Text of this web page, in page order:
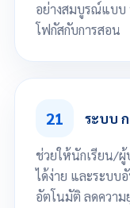
อย่างสมบูรณ์แบบ
โฟกัสกับการสอน
โดยครูประ
โดยนักเรียน/นักศึกษ
21 ระบบ
ช่วยให้นักเรียน/
ได้ง่าย และระบบ
อัตโนมัติ ลดความ